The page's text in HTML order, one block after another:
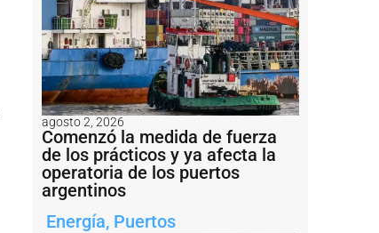
agosto 2, 2026
Comenzó la medida de fuerza
de los prácticos y ya afecta la
operatoria de los puertos
argentinos
Energía, Puertos